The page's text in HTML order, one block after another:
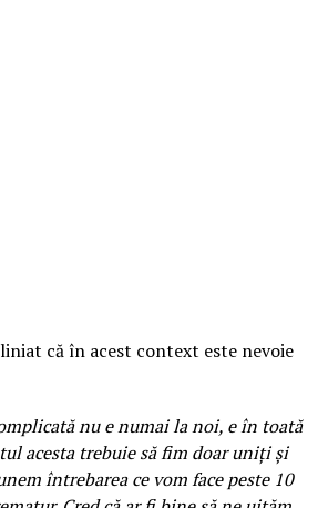
că în acest context este nevoie
nu e numai la noi, e în toată
acesta trebuie să fim doar uniţi şi
întrebarea ce vom face peste 10